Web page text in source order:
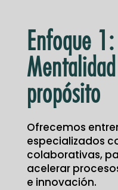
Enfoque 1:
propósito
Ofrecemos
especializados
colaborativas,
acelerar
e innovación.